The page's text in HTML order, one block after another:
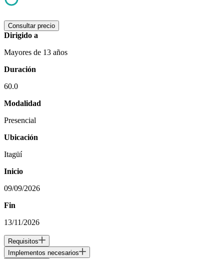
Consultar precio
Dirigido a
Mayores de 13 años
Duración
60.0
Modalidad
Presencial
Ubicación
Itagüí
Inicio
09/09/2026
Fin
13/11/2026
Requisitos
Implementos necesarios